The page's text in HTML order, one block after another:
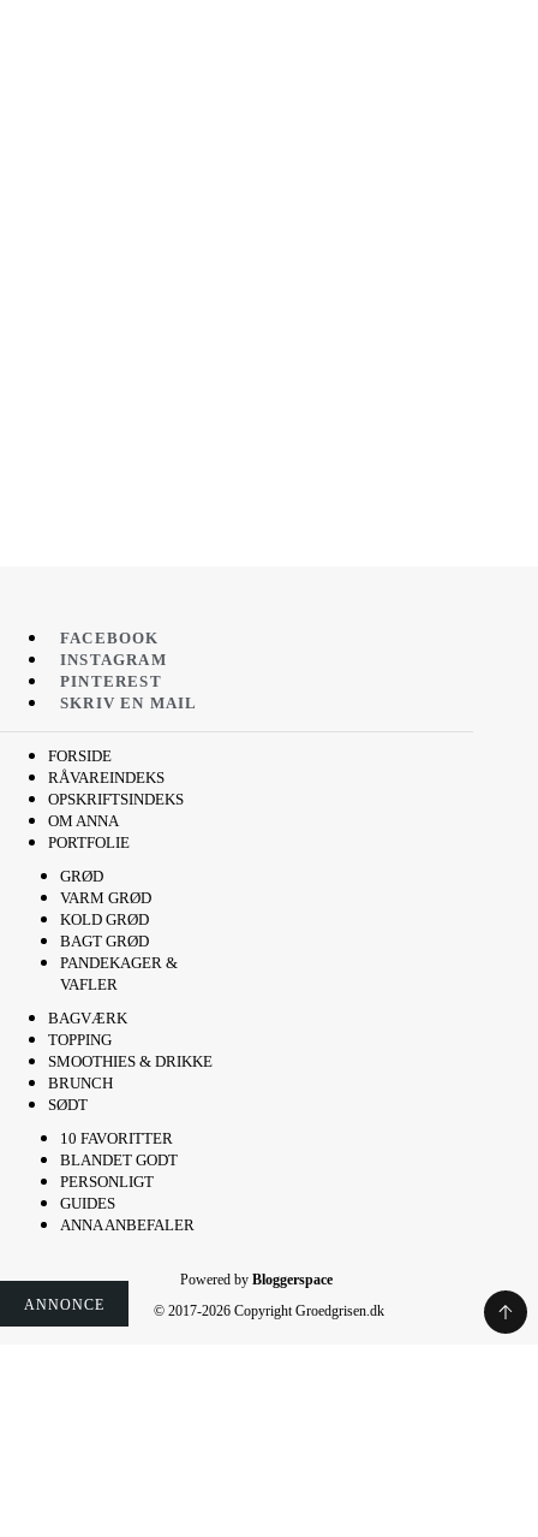
ANNONCE
ANNONCE
ANNONCE
ANNONCE
ANNONCE
ANNONCE
ANNONCE
FACEBOOK
INSTAGRAM
PINTEREST
SKRIV EN MAIL
FORSIDE
RÅVAREINDEKS
OPSKRIFTSINDEKS
OM ANNA
PORTFOLIE
GRØD
VARM GRØD
KOLD GRØD
BAGT GRØD
PANDEKAGER &
VAFLER
BAGVÆRK
TOPPING
SMOOTHIES & DRIKKE
BRUNCH
SØDT
10 FAVORITTER
BLANDET GODT
PERSONLIGT
GUIDES
ANNA ANBEFALER
Powered by Bloggerspace
© 2017-2026 Copyright Groedgrisen.dk